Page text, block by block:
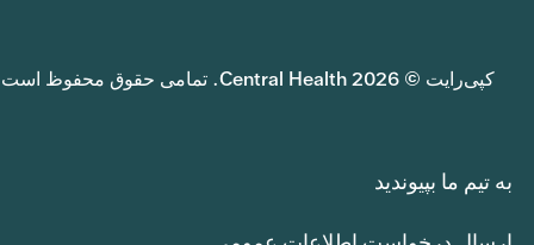
کپی‌رایت © 2026 Central Health. تمامی حقوق محفوظ است.
به تیم ما بپیوندید